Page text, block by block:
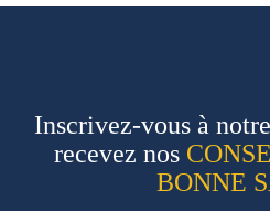
Inscrivez-vous à notre
recevez nos
BONNE